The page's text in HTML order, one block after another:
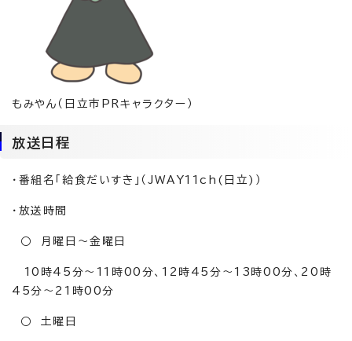
もみやん（日立市PRキャラクター）
放送日程
・番組名「給食だいすき」（JWAY11ch(日立)）
・放送時間
○ 月曜日～金曜日
10時45分～11時00分、12時45分～13時00分、20時
45分～21時00分
○ 土曜日